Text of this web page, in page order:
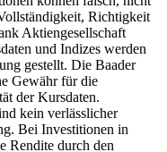
Richtigkeit
Aktiengesellschaft
und Indizes werden
gestellt. Die Baader
Gewähr für die
der Kursdaten.
kein verlässlicher
Bei Investitionen in
Rendite durch den